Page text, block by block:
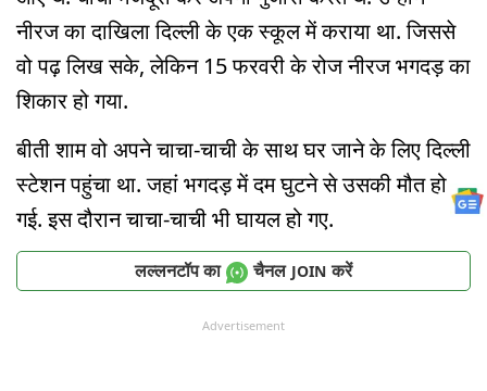
नीरज का दाखिला दिल्ली के एक स्कूल में कराया था. जिससे
वो पढ़ लिख सके, लेकिन 15 फरवरी के रोज नीरज भगदड़ का
शिकार हो गया.
बीती शाम वो अपने चाचा-चाची के साथ घर जाने के लिए दिल्ली
स्टेशन पहुंचा था. जहां भगदड़ में दम घुटने से उसकी मौत हो
गई. इस दौरान चाचा-चाची भी घायल हो गए.
लल्लनटॉप का चैनल JOIN करें
Advertisement